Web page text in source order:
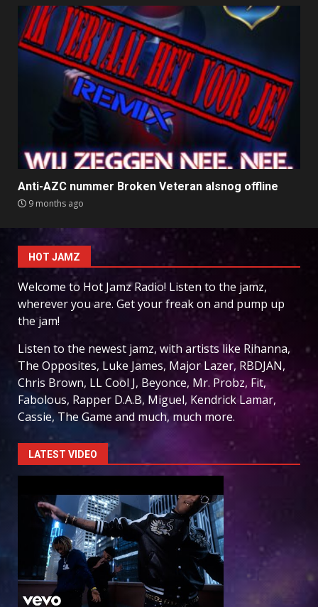
Anti-AZC nummer Broken Veteran alsnog offline
9 months ago
HOT JAMZ
Welcome to Hot Jamz Radio! Listen to the jamz,
wherever you are. Get your freak on and pump up
the jam!
Listen to the newest jamz, with artists like Rihanna,
The Opposites, Luke James, Major Lazer, RBDJAN,
Chris Brown, LL Cool J, Beyonce, Mr. Probz, Fit,
Fabolous, Rapper D.A.B, Miguel, Kendrick Lamar,
Cassie, The Game and much, much more.
LATEST VIDEO